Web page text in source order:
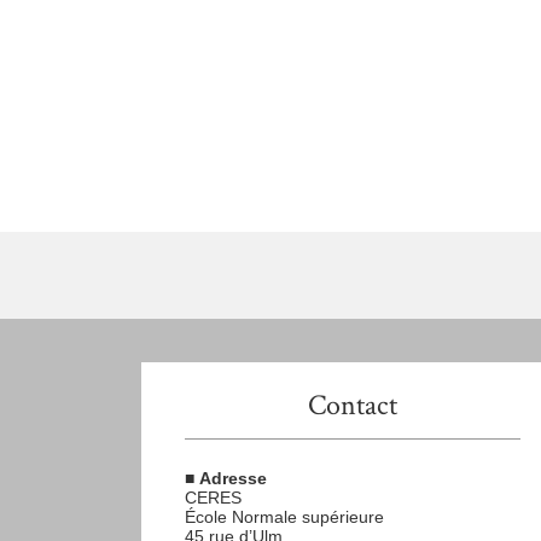
Contact
■ Adresse
CERES
École Normale supérieure
45 rue d’Ulm